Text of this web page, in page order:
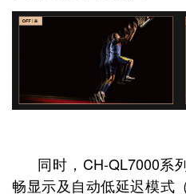
同时，CH-QL7000系
畅显示及自动低延迟模式